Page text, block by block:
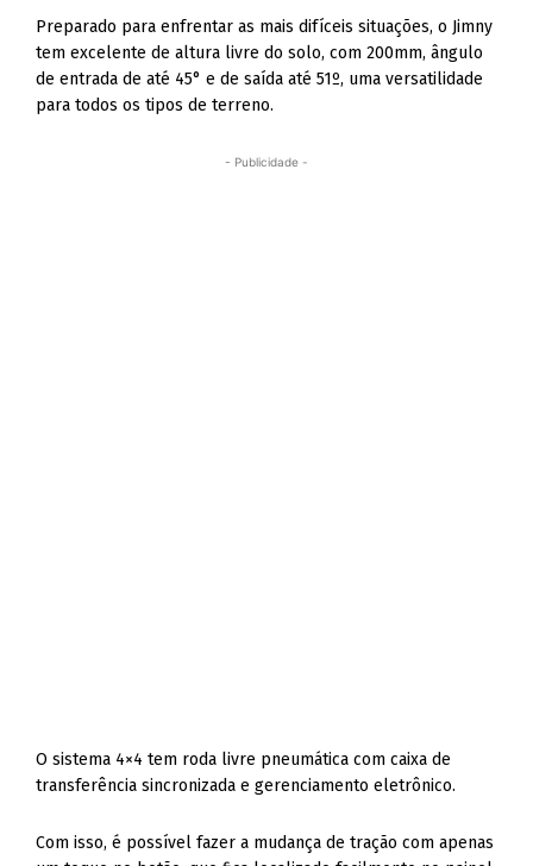
Preparado para enfrentar as mais difíceis situações, o Jimny
tem excelente de altura livre do solo, com 200mm, ângulo
de entrada de até 45° e de saída até 51º, uma versatilidade
para todos os tipos de terreno.
- Publicidade -
O sistema 4×4 tem roda livre pneumática com caixa de
transferência sincronizada e gerenciamento eletrônico.
Com isso, é possível fazer a mudança de tração com apenas